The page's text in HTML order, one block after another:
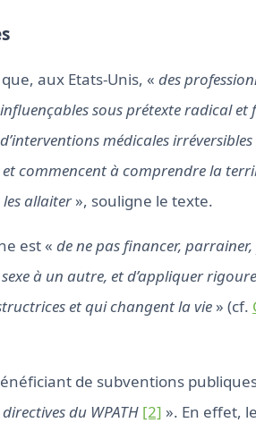
aux Etats-Unis, « des
sous prétexte radical et
médicales irréversibles
commencent à comprendre la
allaiter», souligne le texte.
est « de ne pas financer,
à un autre, et d’appliquer
et qui changent la vie » (cf.
de subventions
du WPATH [2] ». En effet,